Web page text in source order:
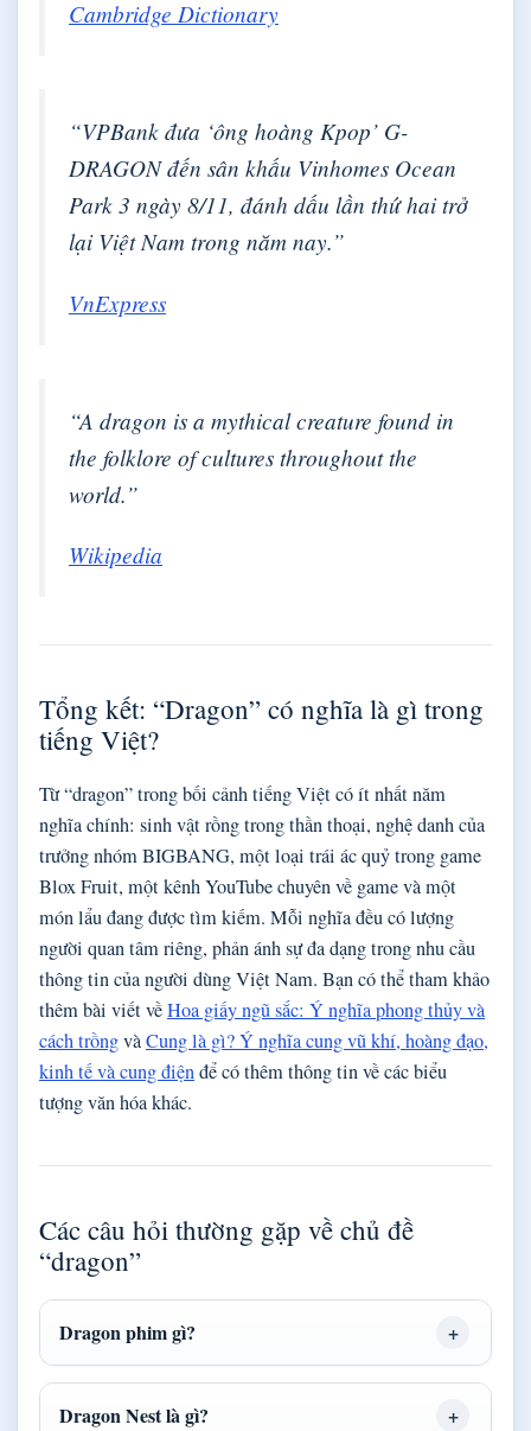
Cambridge Dictionary
“VPBank đưa ‘ông hoàng Kpop’ G-
DRAGON đến sân khấu Vinhomes Ocean
Park 3 ngày 8/11, đánh dấu lần thứ hai trở
lại Việt Nam trong năm nay.”
VnExpress
“A dragon is a mythical creature found in
the folklore of cultures throughout the
world.”
Wikipedia
Tổng kết: “Dragon” có nghĩa là gì trong
tiếng Việt?
Từ “dragon” trong bối cảnh tiếng Việt có ít nhất năm
nghĩa chính: sinh vật rồng trong thần thoại, nghệ danh của
trưởng nhóm BIGBANG, một loại trái ác quỷ trong game
Blox Fruit, một kênh YouTube chuyên về game và một
món lẩu đang được tìm kiếm. Mỗi nghĩa đều có lượng
người quan tâm riêng, phản ánh sự đa dạng trong nhu cầu
thông tin của người dùng Việt Nam. Bạn có thể tham khảo
thêm bài viết vềHoa giấy ngũ sắc: Ý nghĩa phong thủy và
cách trồngvàCung là gì? Ý nghĩa cung vũ khí, hoàng đạo,
kinh tế và cung điệnđể có thêm thông tin về các biểu
tượng văn hóa khác.
Các câu hỏi thường gặp về chủ đề
“dragon”
Dragon phim gì?
Dragon Nest là gì?